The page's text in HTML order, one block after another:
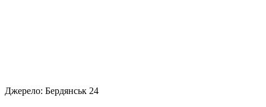
Джерело: Бердянськ 24